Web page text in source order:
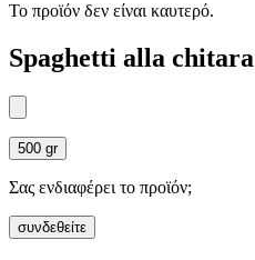
Το προϊόν δεν είναι καυτερό.
Spaghetti alla chitara
500 gr
Σας ενδιαφέρει το προϊόν;
συνδεθείτε